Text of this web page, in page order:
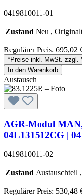
0419810011-01
Zustand Neu ,
Regulärer Preis: 695,02
*Preise inkl. MwSt. zzgl.
In den Warenkorb
Austausch
AGR-Modul
04L131512CG |
0419810011-02
Zustand Austauschteil
Regulärer Preis: 530,48